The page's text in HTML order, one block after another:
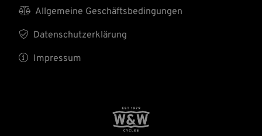
 Allgemeine Geschäftsbedingungen
 Datenschutzerklärung
 Impressum